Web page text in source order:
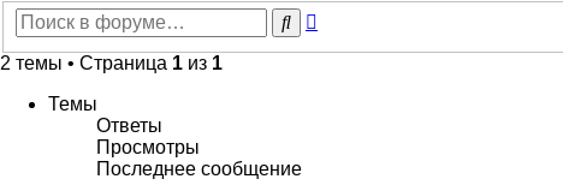
Поиск
2 темы • Страница 1 из 1
Темы
Ответы
Просмотры
Последнее сообщение